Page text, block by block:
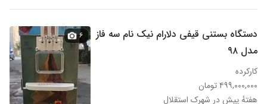
دستگاه بستنی قیفی دلارام نیک نام سه فاز
مدل ۹۸
کارکرده
۴۹۹,۰۰۰,۰۰۰ تومان
هفتهٔ پیش در شهرک استقلال
۶